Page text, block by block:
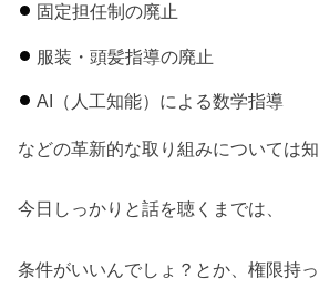
固定担任制の廃止
服装・頭髪指導の廃止
AI（人工知能）による数学指導
などの革新的な取り組みについては
今日しっかりと話を聴くまでは、
条件がいいんでしょ？とか、権限持